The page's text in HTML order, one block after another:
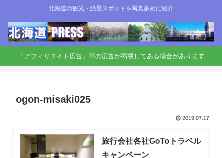
北海道の観光・絶景スポットを写真多めに紹介
「アフィリエイト広告」等の広告が掲載してある場合があります
ogon-misaki025
2019.07.17
旅行会社各社GoToトラベル
キャンペーン